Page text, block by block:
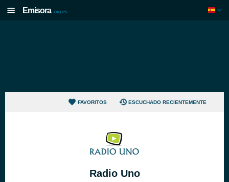
Emisora .org.es
FAVORITOS ESCUCHADO RECIENTEMENTE
Radio Uno